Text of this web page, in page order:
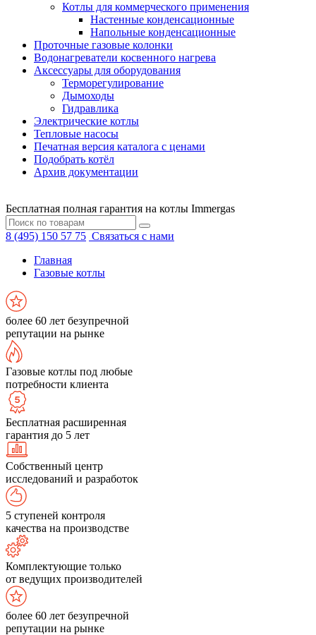
Котлы для коммерческого применения
Настенные конденсационные
Напольные конденсационные
Проточные газовые колонки
Водонагреватели косвенного нагрева
Аксессуары для оборудования
Терморегулирование
Дымоходы
Гидравлика
Электрические котлы
Тепловые насосы
Печатная версия каталога с ценами
Подобрать котёл
Архив документации
Бесплатная полная гарантия на котлы Immergas
8 (495) 150 57 75 Связаться с нами
Главная
Газовые котлы
более 60 лет безупречной
репутации на рынке
Газовые котлы под любые
потребности клиента
Бесплатная расширенная
гарантия до 5 лет
Собственный центр
исследований и разработок
5 ступеней контроля
качества на производстве
Комплектующие только
от ведущих производителей
более 60 лет безупречной
репутации на рынке